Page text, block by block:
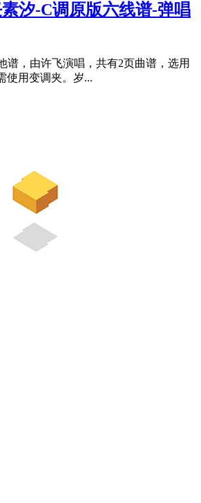
汐-C调原版六线谱-弹唱
谱，由许飞演唱，共有2页曲谱，选用
使用变调夹。岁...